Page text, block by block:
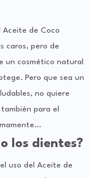
Aceite de Coco
caros, pero de
un cosmético natural
Pero que sea un
no quiere
para el
los dientes?
uso del Aceite de